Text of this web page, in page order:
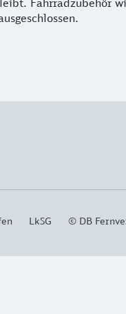
Fahrradzubehör
LkSG © DB